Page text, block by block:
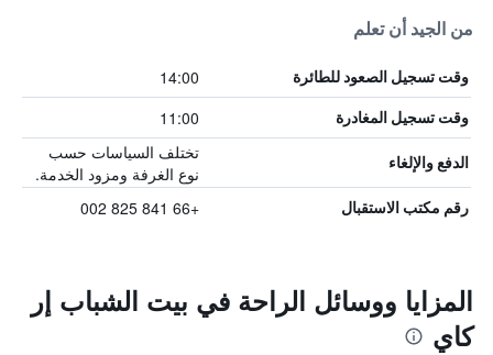
من الجيد أن تعلم
وقت تسجيل الصعود للطائرة 14:00
وقت تسجيل المغادرة 11:00
الدفع والإلغاء
تختلف السياسات حسب
نوع الغرفة ومزود الخدمة.
رقم مكتب الاستقبال +66 841 825 002
المزايا ووسائل الراحة في بيت الشباب إر
كاي